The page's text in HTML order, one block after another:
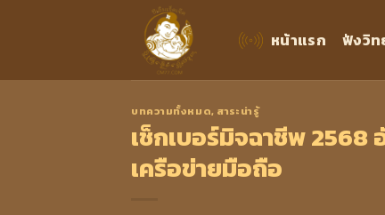
หน้าแรก ฟังวิท
บทความทั้งหมด, สาระน่ารู้
เช็กเบอร์มิจฉาชีพ 2568
เครือข่ายมือถือ